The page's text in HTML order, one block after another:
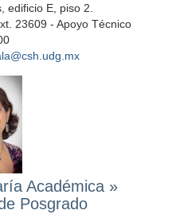
edificio E, piso 2.
23609 - Apoyo Técnico
Académica »
Posgrado